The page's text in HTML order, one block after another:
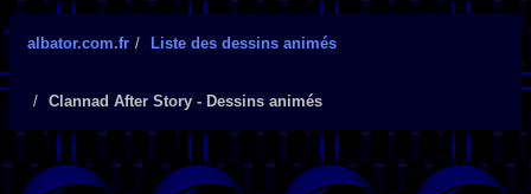
albator.com.fr Liste des dessins animés
Clannad After Story - Dessins animés